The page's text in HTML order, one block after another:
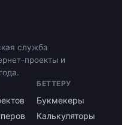
служба
проекты и
БЕТТЕРУ
Букмекеры
Калькуляторы